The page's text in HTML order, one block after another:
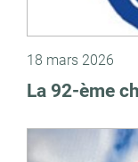
18 mars 2026
La 92-ème